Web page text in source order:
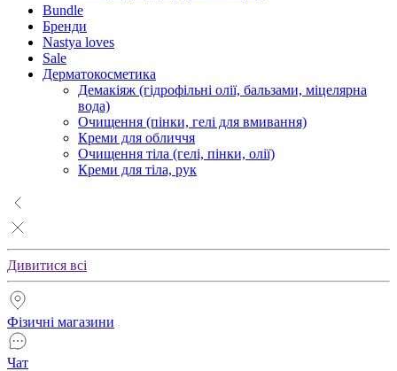
Bundle
Бренди
Nastya loves
Sale
Дерматокосметика
Демакіяж (гідрофільні олії, бальзами, міцелярна
вода)
Очищення (пінки, гелі для вмивання)
Креми для обличчя
Очищення тіла (гелі, пінки, олії)
Креми для тіла, рук
Дивитися всі
Фізичні магазини
Чат